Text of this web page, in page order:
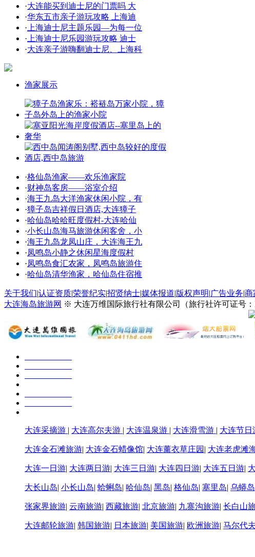
·大连能买到迪士尼的门票吗 大
·华东五市亲子游玩攻略 上海迪
· 上海迪士尼主题乐园—为每一位
· 上海迪士尼乐园游玩攻略 迪士
·大连亲子游嗨翻迪士尼、上海科
渔家展示
·格仙岛渔家——欢乐渔家院
·财神岛客房——浴室介绍
·海王九岛大洋渔家休闲小院，有
·獐子岛吉祥假日酒店,大连獐子
·哈仙岛哈哈旺度假村-大连哈仙
·小长山岛海马旅游休闲客舍，小
·海王九岛龙凤山庄，大连海王九
·凤鸣岛小静之休闲星海度假村
·凤鸣岛食汇农家，凤鸣岛旅游住
·哈仙岛清华渔家，哈仙岛住宿推
关于我们|认证资质|荣誉纪实|招贤纳士|媒体报道|版权声明|广告业务|商
大连海岛旅游网 ※ 大连万维国际旅行社有限公司（旅行社许可证号
大连采摘游 | 大连高尔夫游 | 大连温泉游 | 大连滑雪游 | 大连节日
大连金石滩旅游| 大连金石蜡像馆| 大连薰衣草庄园 | 大连老虎滩
大连一日游| 大连两日游| 大连三日游| 大连四日游| 大连五日游|
大长山岛| 小长山岛| 蛤蜊岛| 哈仙岛| 黑岛| 格仙岛| 塞里岛| 乌蟒岛
张家界旅游| 云南旅游| 西藏旅游| 北京旅游| 九寨沟旅游| 长白山
大连邮轮旅游| 韩国旅游| 日本旅游| 美国旅游| 欧洲旅游| 马尔代